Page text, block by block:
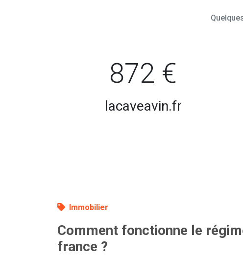
872 €
lacaveavin.fr
Immobilier
Comment fonctionne le
france ?